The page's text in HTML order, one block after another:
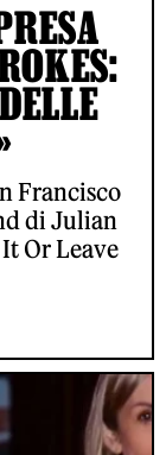
Francisco
di Julian
Or Leave